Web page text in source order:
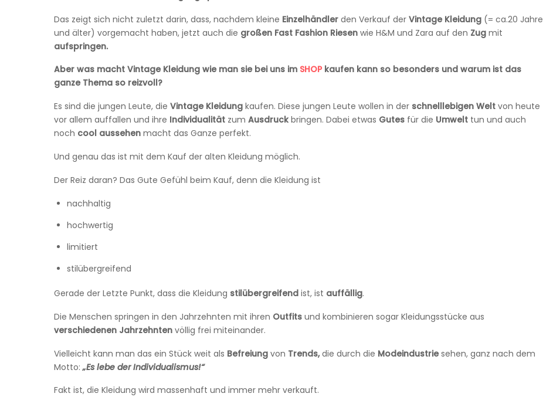
Das zeigt sich nicht zuletzt darin, dass, nachdem kleine Einzelhändler den Verkauf der Vintage Kleidung (= ca.20 Jahre
und älter) vorgemacht haben, jetzt auch die großen Fast Fashion Riesen wie H&M und Zara auf den Zug mit
aufspringen.
Aber was macht Vintage Kleidung wie man sie bei uns im SHOP kaufen kann so besonders und warum ist das
ganze Thema so reizvoll?
Es sind die jungen Leute, die Vintage Kleidung kaufen. Diese jungen Leute wollen in der schnelllebigen Welt von heute
vor allem auffallen und ihre Individualität zum Ausdruckbringen. Dabei etwas Gutes für die Umwelt tun und auch
noch cool aussehen macht das Ganze perfekt.
Und genau das ist mit dem Kauf der alten Kleidung möglich.
Der Reiz daran? Das Gute Gefühl beim Kauf, denn die Kleidung ist
nachhaltig
hochwertig
limitiert
stilübergreifend
Gerade der Letzte Punkt, dass die Kleidung stilübergreifend ist, ist auffällig.
Die Menschen springen in den Jahrzehnten mit ihren Outfits und kombinieren sogar Kleidungsstücke aus
verschiedenen Jahrzehnten völlig frei miteinander.
Vielleicht kann man das ein Stück weit als Befreiung von Trends,die durch die Modeindustriesehen, ganz nach dem
Motto:„Es lebe der Individualismus!“
Fakt ist, die Kleidung wird massenhaft und immer mehr verkauft.